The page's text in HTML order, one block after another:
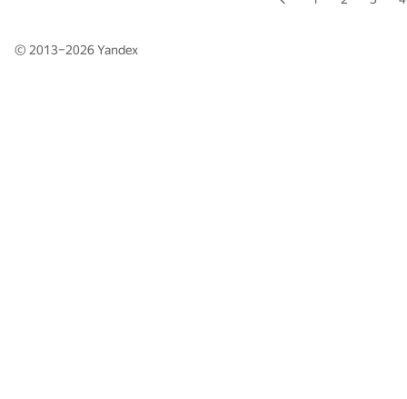
© 2013–2026Yandex